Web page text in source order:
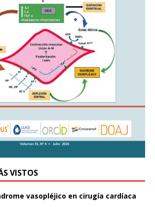
VISTOS
vasopléjico en cirugía cardíaca